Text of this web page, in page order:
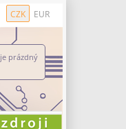
CZK EUR
prázdný